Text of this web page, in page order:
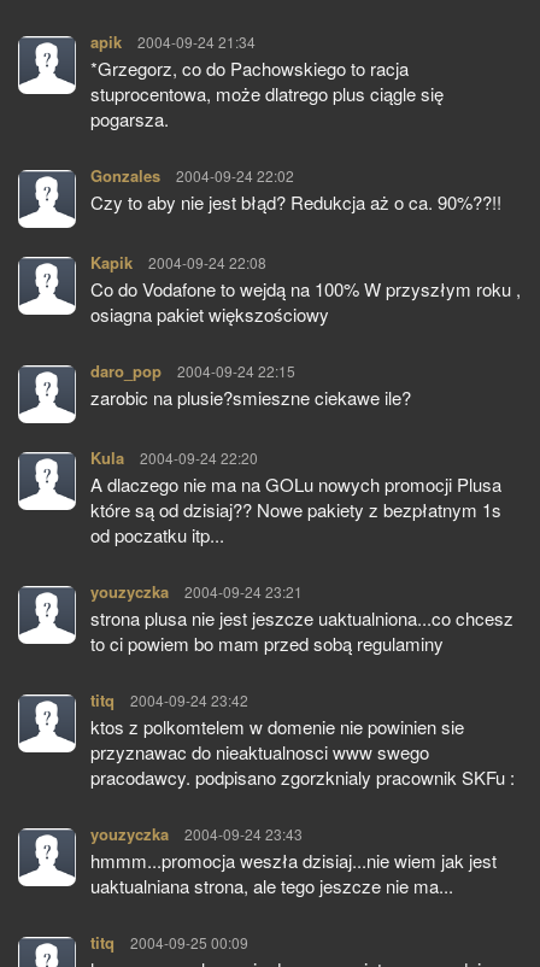
apik pisze:
2004-09-24 21:34
*Grzegorz, co do Pachowskiego to racja
stuprocentowa, może dlatrego plus ciągle się
pogarsza.
Gonzales pisze:
2004-09-24 22:02
Czy to aby nie jest błąd? Redukcja aż o ca. 90%??!!
Kapik pisze:
2004-09-24 22:08
Co do Vodafone to wejdą na 100% W przyszłym roku ,
osiagna pakiet większościowy
daro_pop pisze:
2004-09-24 22:15
zarobic na plusie?smieszne ciekawe ile?
Kula pisze:
2004-09-24 22:20
A dlaczego nie ma na GOLu nowych promocji Plusa
które są od dzisiaj?? Nowe pakiety z bezpłatnym 1s
od poczatku itp...
youzyczka pisze:
2004-09-24 23:21
strona plusa nie jest jeszcze uaktualniona...co chcesz
to ci powiem bo mam przed sobą regulaminy
titq pisze:
2004-09-24 23:42
ktos z polkomtelem w domenie nie powinien sie
przyznawac do nieaktualnosci www swego
pracodawcy. podpisano zgorzknialy pracownik SKFu :
youzyczka pisze:
2004-09-24 23:43
hmmm...promocja weszła dzisiaj...nie wiem jak jest
uaktualniana strona, ale tego jeszcze nie ma...
titq pisze:
2004-09-25 00:09